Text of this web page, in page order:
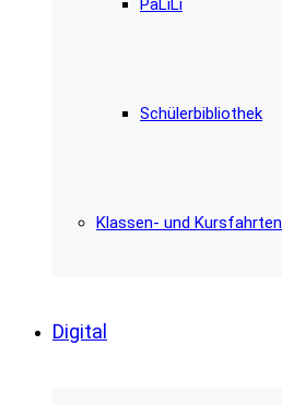
PaLiLi
Schülerbibliothek
Klassen- und Kursfahrten
Digital